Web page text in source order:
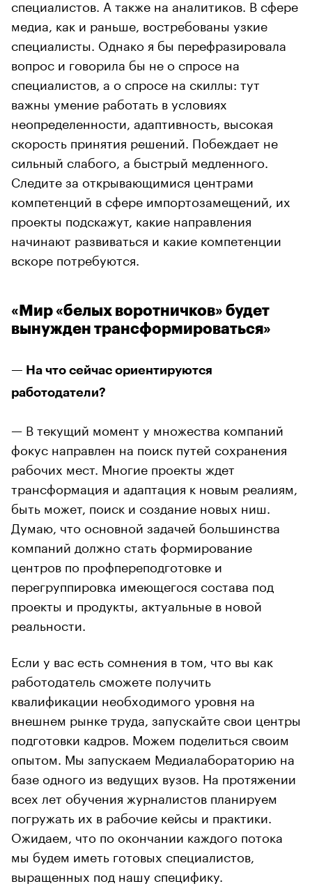
специалистов. А также на аналитиков. В сфере
медиа, как и раньше, востребованы узкие
специалисты. Однако я бы перефразировала
вопрос и говорила бы не о спросе на
специалистов, а о спросе на скиллы: тут
важны умение работать в условиях
неопределенности, адаптивность, высокая
скорость принятия решений. Побеждает не
сильный слабого, а быстрый медленного.
Следите за открывающимися центрами
компетенций в сфере импортозамещений, их
проекты подскажут, какие направления
начинают развиваться и какие компетенции
вскоре потребуются.
«Мир «белых воротничков» будет
вынужден трансформироваться»
— На что сейчас ориентируются
работодатели?
— В текущий момент у множества компаний
фокус направлен на поиск путей сохранения
рабочих мест. Многие проекты ждет
трансформация и адаптация к новым реалиям,
быть может, поиск и создание новых ниш.
Думаю, что основной задачей большинства
компаний должно стать формирование
центров по профпереподготовке и
перегруппировка имеющегося состава под
проекты и продукты, актуальные в новой
реальности.
Если у вас есть сомнения в том, что вы как
работодатель сможете получить
квалификации необходимого уровня на
внешнем рынке труда, запускайте свои центры
подготовки кадров. Можем поделиться своим
опытом. Мы запускаем Медиалабораторию на
базе одного из ведущих вузов. На протяжении
всех лет обучения журналистов планируем
погружать их в рабочие кейсы и практики.
Ожидаем, что по окончании каждого потока
мы будем иметь готовых специалистов,
выращенных под нашу специфику.